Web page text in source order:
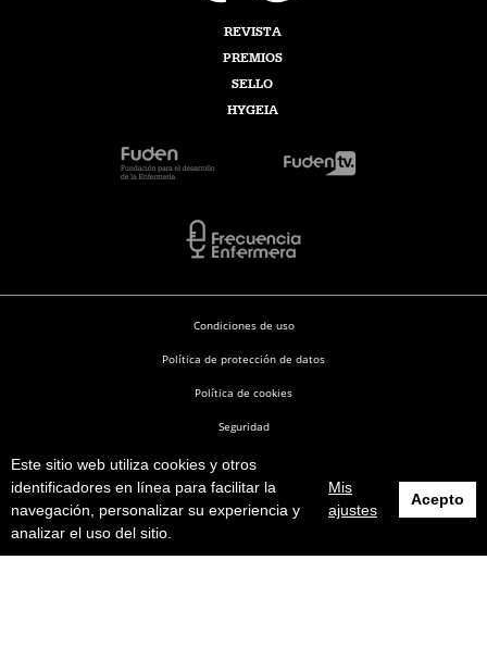
Este sitio web utiliza cookies y otros
identificadores en línea para facilitar la
navegación, personalizar su experiencia y
analizar el uso del sitio.
Mis
ajustes
Acepto
REVISTA
PREMIOS
SELLO
HYGEIA
Enfermería en Desarrollo © 2026
Condiciones de uso
Política de protección de datos
Política de cookies
Seguridad